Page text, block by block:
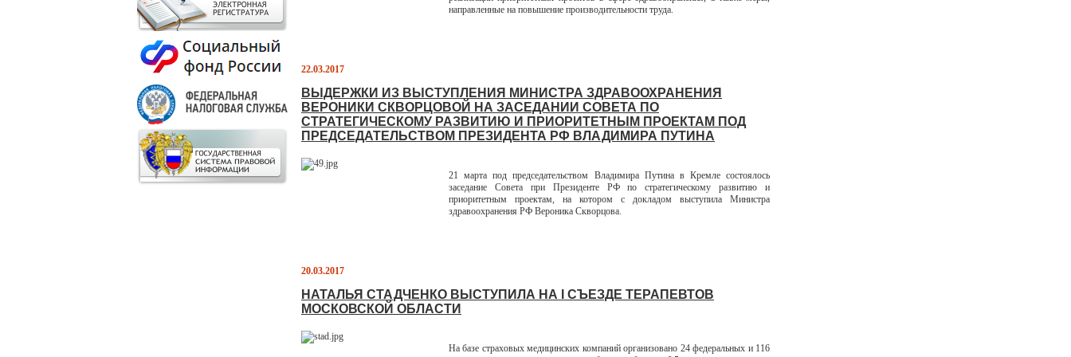
направленные на повышение производительности труда.
22.03.2017
ВЫДЕРЖКИ ИЗ ВЫСТУПЛЕНИЯ МИНИСТРА ЗДРАВООХРАНЕНИЯ
ВЕРОНИКИ СКВОРЦОВОЙ НА ЗАСЕДАНИИ СОВЕТА ПО
СТРАТЕГИЧЕСКОМУ РАЗВИТИЮ И ПРИОРИТЕТНЫМ ПРОЕКТАМ ПОД
ПРЕДСЕДАТЕЛЬСТВОМ ПРЕЗИДЕНТА РФ ВЛАДИМИРА ПУТИНА
21 марта под председательством Владимира Путина в Кремле состоялось
заседание Совета при Президенте РФ по стратегическому развитию и
приоритетным проектам, на котором с докладом выступила Министра
здравоохранения РФ Вероника Скворцова.
20.03.2017
НАТАЛЬЯ СТАДЧЕНКО ВЫСТУПИЛА НА I СЪЕЗДЕ ТЕРАПЕВТОВ
МОСКОВСКОЙ ОБЛАСТИ
На базе страховых медицинских компаний организовано 24 федеральных и 116